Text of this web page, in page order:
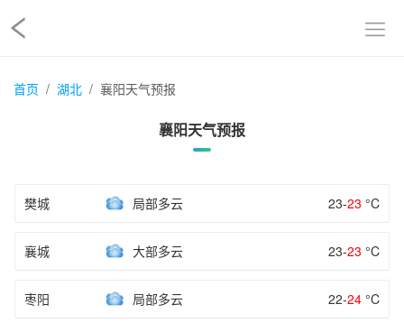
首页 湖北 襄阳天气预报
襄阳天气预报
樊城 局部多云 23-23 °C
襄城 大部多云 23-23 °C
枣阳 局部多云 22-24 °C